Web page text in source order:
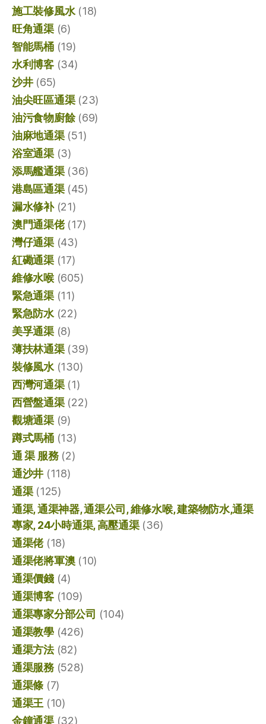
施工裝修風水(18)
旺角通渠(6)
智能馬桶(19)
水利博客(34)
沙井(65)
油尖旺區通渠(23)
油污食物廚餘(69)
油麻地通渠(51)
浴室通渠(3)
添馬艦通渠(36)
港島區通渠(45)
漏水修补(21)
澳門通渠佬(17)
灣仔通渠(43)
紅磡通渠(17)
維修水喉(605)
緊急通渠(11)
緊急防水(22)
美孚通渠(8)
薄扶林通渠(39)
裝修風水(130)
西灣河通渠(1)
西營盤通渠(22)
觀塘通渠(9)
蹲式馬桶(13)
通 渠 服務(2)
通沙井 (118)
通渠(125)
通渠, 通渠神器, 通渠公司, 維修水喉, 建築物防水,通渠
專家, 24小時通渠, 高壓通渠(36)
通渠佬(18)
通渠佬將軍澳(10)
通渠價錢(4)
通渠博客(109)
通渠專家分部公司 (104)
通渠教學(426)
通渠方法(82)
通渠服務(528)
通渠條 (7)
通渠王 (10)
金鐘通渠(32)